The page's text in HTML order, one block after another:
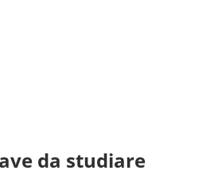
da studiare